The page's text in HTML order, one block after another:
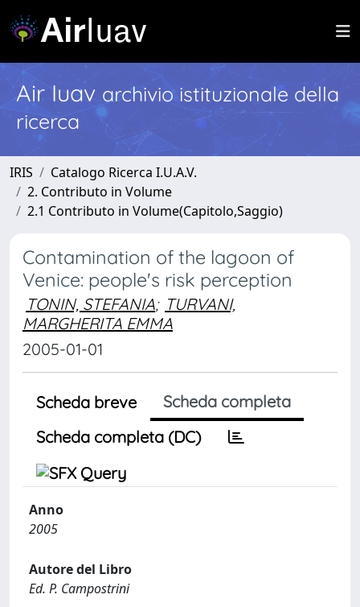
Air Iuav archivio istituzionale della
ricerca
IRIS
Catalogo Ricerca I.U.A.V.
2. Contributo in Volume
2.1 Contributo in Volume(Capitolo,Saggio)
Contamination of the lagoon of
Venice: people's risk perception
TONIN, STEFANIA; TURVANI,
MARGHERITA EMMA
2005-01-01
Scheda breve
Scheda completa
Scheda completa (DC)
Anno
2005
Autore del Libro
Ed. P. Campostrini